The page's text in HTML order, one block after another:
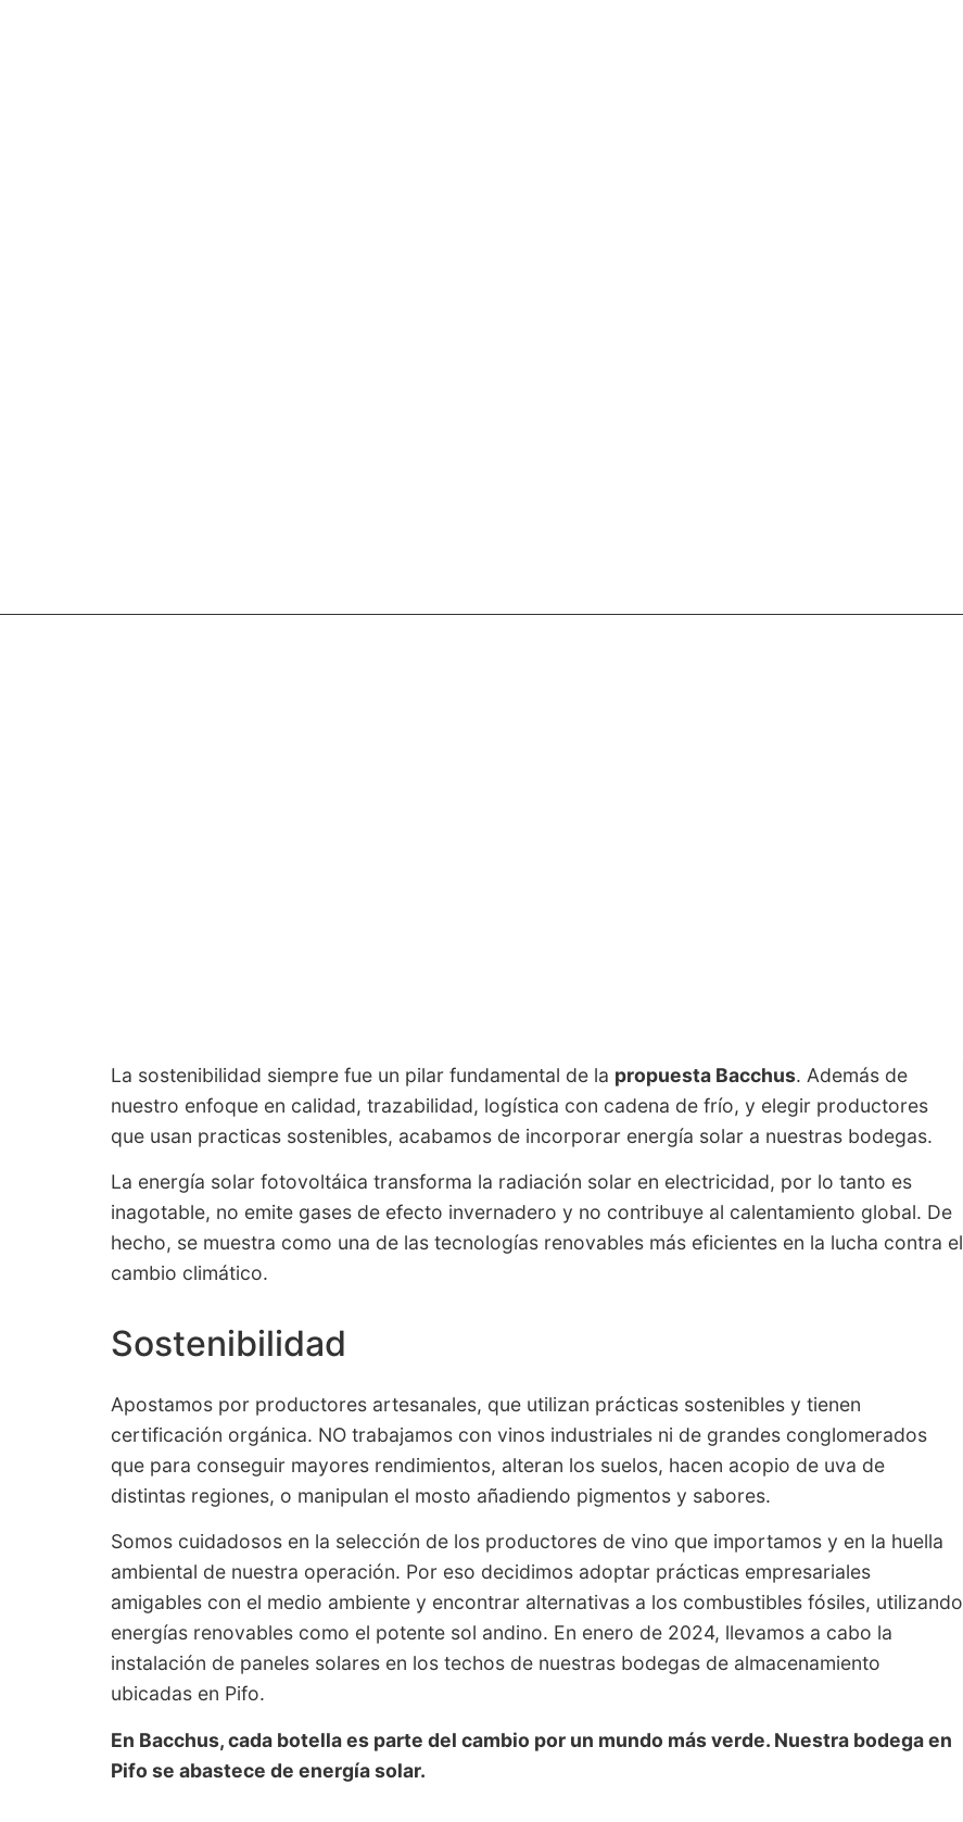
La sostenibilidad siempre fue un pilar fundamental de la propuesta Bacchus. Además de
nuestro enfoque en calidad, trazabilidad, logística con cadena de frío, y elegir productores
que usan practicas sostenibles, acabamos de incorporar energía solar a nuestras bodegas.
La energía solar fotovoltáica transforma la radiación solar en electricidad, por lo tanto es
inagotable, no emite gases de efecto invernadero y no contribuye al calentamiento global. De
hecho, se muestra como una de las tecnologías renovables más eficientes en la lucha contra el
cambio climático.
Sostenibilidad
Apostamos por productores artesanales, que utilizan prácticas sostenibles y tienen
certificación orgánica. NO trabajamos con vinos industriales ni de grandes conglomerados
que para conseguir mayores rendimientos, alteran los suelos, hacen acopio de uva de
distintas regiones, o manipulan el mosto añadiendo pigmentos y sabores.
Somos cuidadosos en la selección de los productores de vino que importamos y en la huella
ambiental de nuestra operación. Por eso decidimos adoptar prácticas empresariales
amigables con el medio ambiente y encontrar alternativas a los combustibles fósiles, utilizando
energías renovables como el potente sol andino. En enero de 2024, llevamos a cabo la
instalación de paneles solares en los techos de nuestras bodegas de almacenamiento
ubicadas en Pifo.
En Bacchus, cada botella es parte del cambio por un mundo más verde. Nuestra bodega en
Pifo se abastece de energía solar.